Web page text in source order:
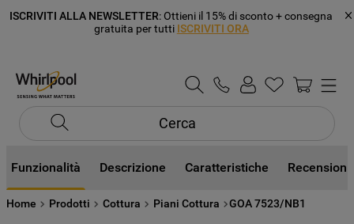
ISCRIVITI ALLA NEWSLETTER: Ottieni il 15% di sconto + consegna
gratuita per tutti ISCRIVITI ORA
Cerca
Funzionalità Descrizione Caratteristiche Recensioni
Home Prodotti Cottura Piani Cottura GOA 7523/NB1